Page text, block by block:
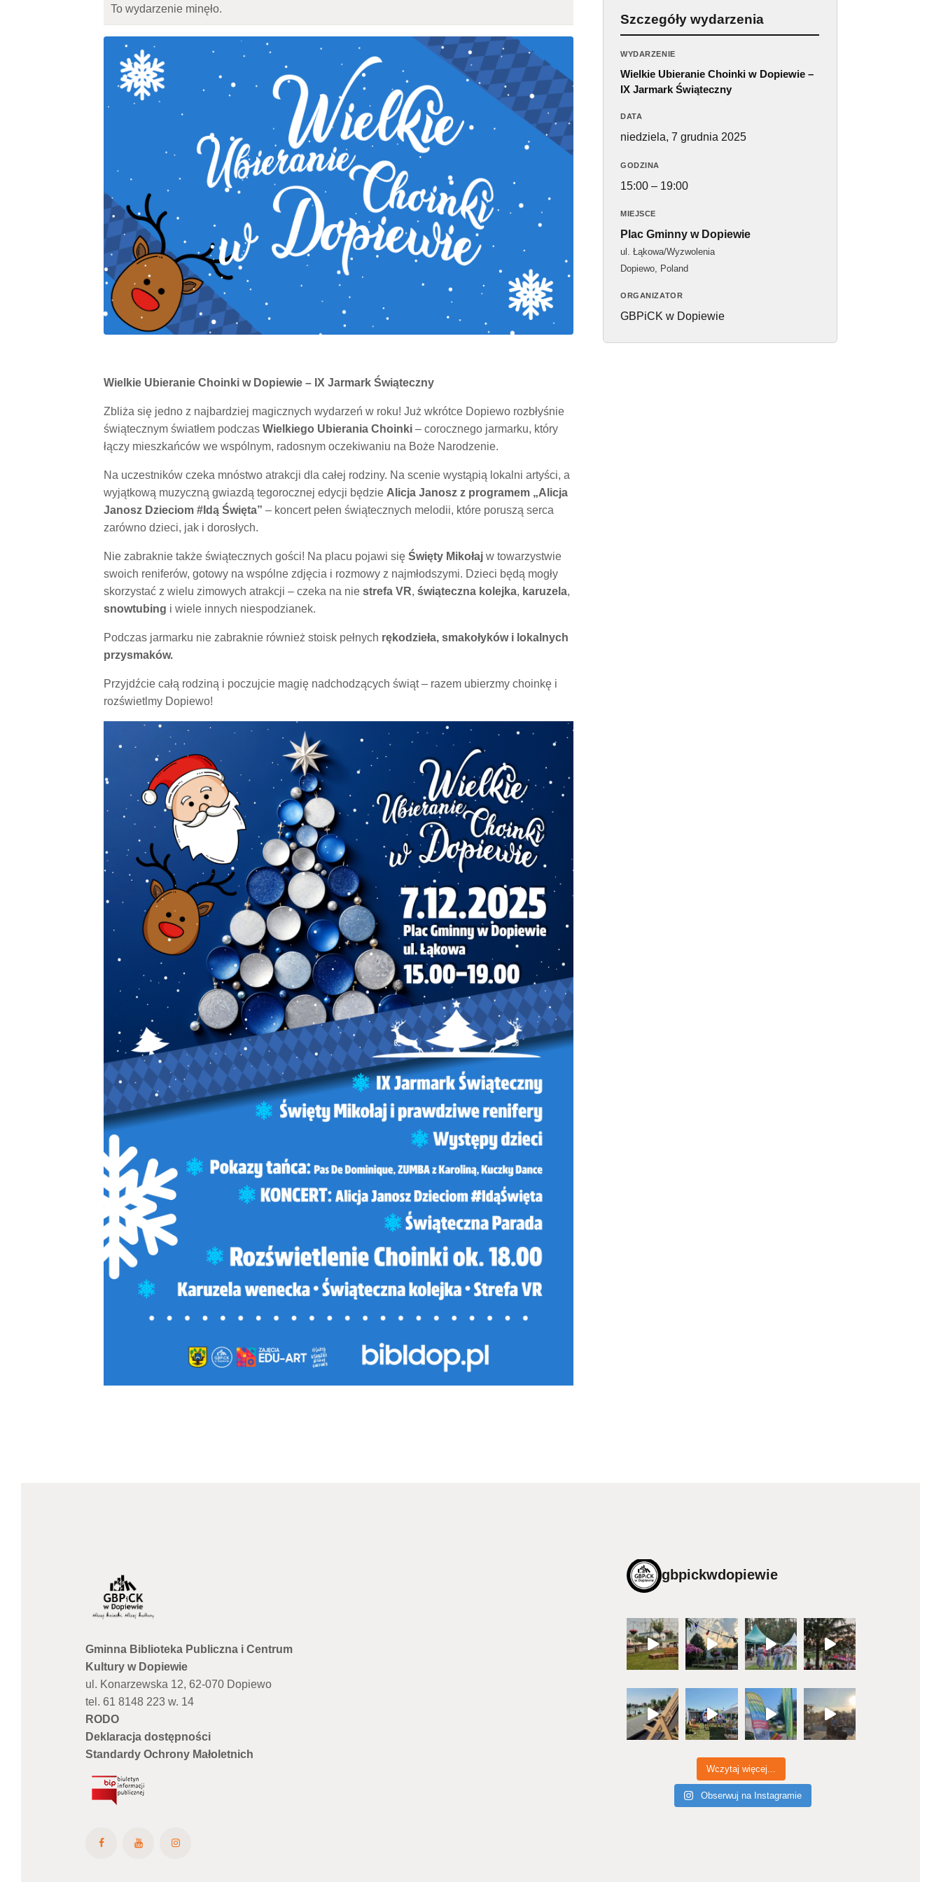
To wydarzenie minęło.
Wielkie Ubieranie Choinki w Dopiewie – IX Jarmark Świąteczny
Zbliża się jedno z najbardziej magicznych wydarzeń w roku! Już wkrótce Dopiewo rozbłyśnie
świątecznym światłem podczas Wielkiego Ubierania Choinki – corocznego jarmarku, który
łączy mieszkańców we wspólnym, radosnym oczekiwaniu na Boże Narodzenie.
Na uczestników czeka mnóstwo atrakcji dla całej rodziny. Na scenie wystąpią lokalni artyści, a
wyjątkową muzyczną gwiazdą tegorocznej edycji będzie Alicja Janosz z programem „Alicja
Janosz Dzieciom #Idą Święta” – koncert pełen świątecznych melodii, które poruszą serca
zarówno dzieci, jak i dorosłych.
Nie zabraknie także świątecznych gości! Na placu pojawi się Święty Mikołaj w towarzystwie
swoich reniferów, gotowy na wspólne zdjęcia i rozmowy z najmłodszymi. Dzieci będą mogły
skorzystać z wielu zimowych atrakcji – czeka na nie strefa VR, świąteczna kolejka, karuzela,
snowtubing i wiele innych niespodzianek.
Podczas jarmarku nie zabraknie również stoisk pełnych rękodzieła, smakołyków i lokalnych
przysmaków.
Przyjdźcie całą rodziną i poczujcie magię nadchodzących świąt – razem ubierzmy choinkę i
rozświetlmy Dopiewo!
Szczegóły wydarzenia
WYDARZENIE
Wielkie Ubieranie Choinki w Dopiewie –
IX Jarmark Świąteczny
DATA
niedziela, 7 grudnia 2025
GODZINA
15:00 – 19:00
MIEJSCE
Plac Gminny w Dopiewie
ul. Łąkowa/Wyzwolenia
Dopiewo
Poland
ORGANIZATOR
GBPiCK w Dopiewie
Gminna Biblioteka Publiczna i Centrum
Kultury w Dopiewie
ul. Konarzewska 12, 62-070 Dopiewo
tel. 61 8148 223 w. 14
RODO
Deklaracja dostępności
Standardy Ochrony Małoletnich
gbpickwdopiewie
Wczytaj więcej...
Obserwuj na Instagramie